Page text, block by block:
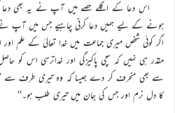
اس دعا کے اگلے حصے میں آپ نے یہ بھی
ہونے کے لیے ہمیں دعا کرنی چاہیے جس میں آپ نے
اگر کوئی شخص میری جماعت میں خدا تعالیٰ کے علم
مقدّر ہی نہیں کہ سچی پاکیزگی اور خداترسی اس
سے بھی منحرف کر دے جیسا کہ وہ تیری طرف سے
کا دل نرم اور جس کی جان میں تیری طلب ہو۔‘‘